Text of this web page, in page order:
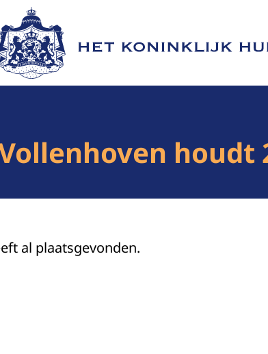
Naar de homepage van Het Koninklijk Huis
houdt
al plaatsgevonden.